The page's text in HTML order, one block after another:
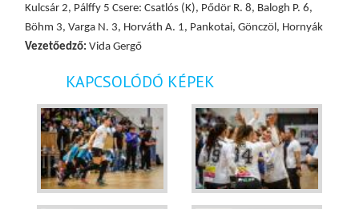
Kulcsár 2, Pálffy 5 Csere: Csatlós (K), Pődör R. 8, Balogh P. 6,
Böhm 3, Varga N. 3, Horváth A. 1, Pankotai, Gönczöl, Hornyák
Vezetőedző: Vida Gergő
KAPCSOLÓDÓ KÉPEK